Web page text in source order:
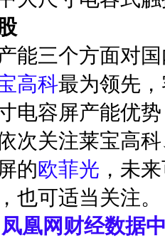
能三个方面对
高科最为领先
电容屏产能优
次关注莱宝高
的欧菲光 ，未
也可适当关注。
凤凰网财经数据